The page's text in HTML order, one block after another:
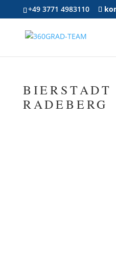
+49 3771 4983110
BIERSTADT
RADEBERG